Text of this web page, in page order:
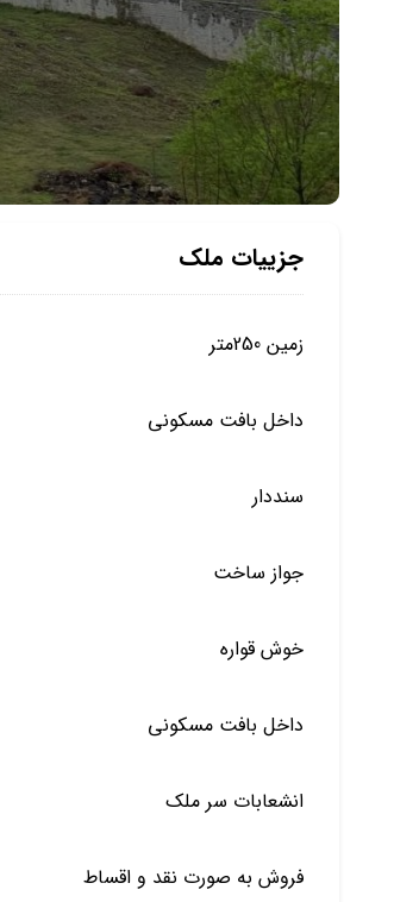
جزییات ملک
زمین 250متر
داخل بافت مسکونی
سنددار
جواز ساخت
خوش قواره
داخل بافت مسکونی
انشعابات سر ملک
فروش به صورت نقد و اقساط